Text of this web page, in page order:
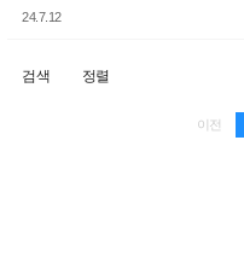
24.7.12
검색 정렬
이전